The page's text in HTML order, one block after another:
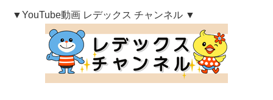
▼YouTube動画 レデックス チャンネル ▼